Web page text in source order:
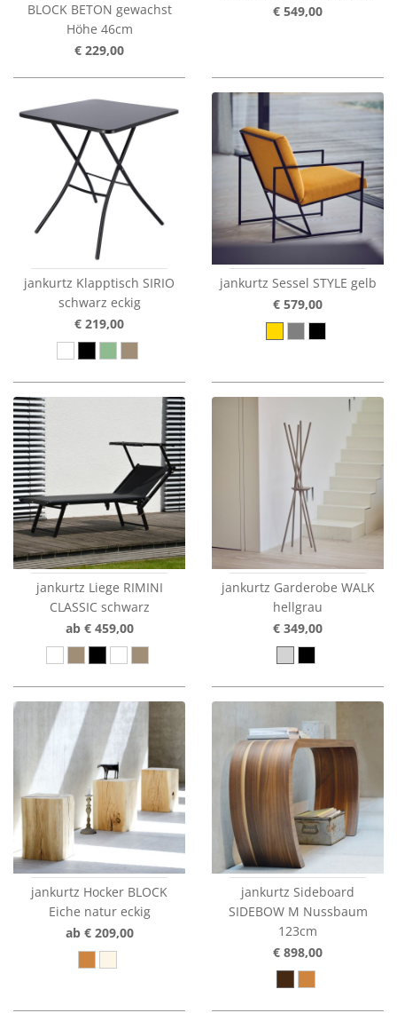
BLOCK BETON gewachst
Höhe 46cm
€ 229,00
€ 549,00
jankurtz Klapptisch SIRIO
schwarz eckig
€ 219,00
jankurtz Sessel STYLE gelb
€ 579,00
jankurtz Liege RIMINI
CLASSIC schwarz
ab € 459,00
jankurtz Garderobe WALK
hellgrau
€ 349,00
jankurtz Hocker BLOCK
Eiche natur eckig
ab € 209,00
jankurtz Sideboard
SIDEBOW M Nussbaum
123cm
€ 898,00